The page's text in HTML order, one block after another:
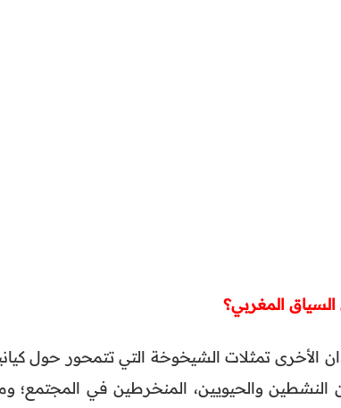
الأخرى تمثلات الشيخوخة التي تتمحور حول
النشطين والحيويين، المنخرطين في المجتمع؛